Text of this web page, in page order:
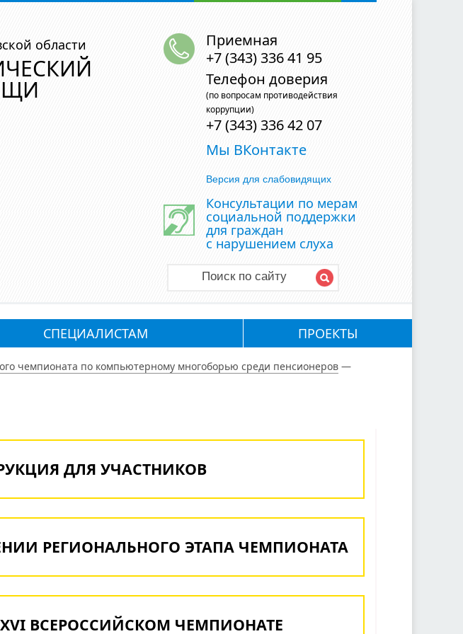
области
Приемная
+7 (343) 336 41 95
Телефон доверия
(по вопросам противодействия
коррупции)
+7 (343) 336 42 07
Мы ВКонтакте
Версия для слабовидящих
Консультации по мерам
социальной поддержки
для граждан
с нарушением слуха
Поиск по сайту
СПЕЦИАЛИСТАМ ПРОЕКТЫ
чемпионата по компьютерному многоборью среди пенсионеров —
ДЛЯ УЧАСТНИКОВ
РЕГИОНАЛЬНОГО ЭТАПА ЧЕМПИОНАТА
ВСЕРОССИЙСКОМ ЧЕМПИОНАТЕ